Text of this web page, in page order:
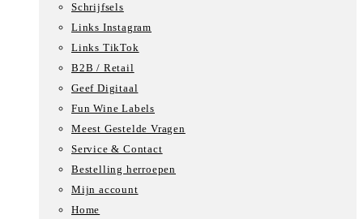
Schrijfsels
Links Instagram
Links TikTok
B2B / Retail
Geef Digitaal
Fun Wine Labels
Meest Gestelde Vragen
Service & Contact
Bestelling herroepen
Mijn account
Home